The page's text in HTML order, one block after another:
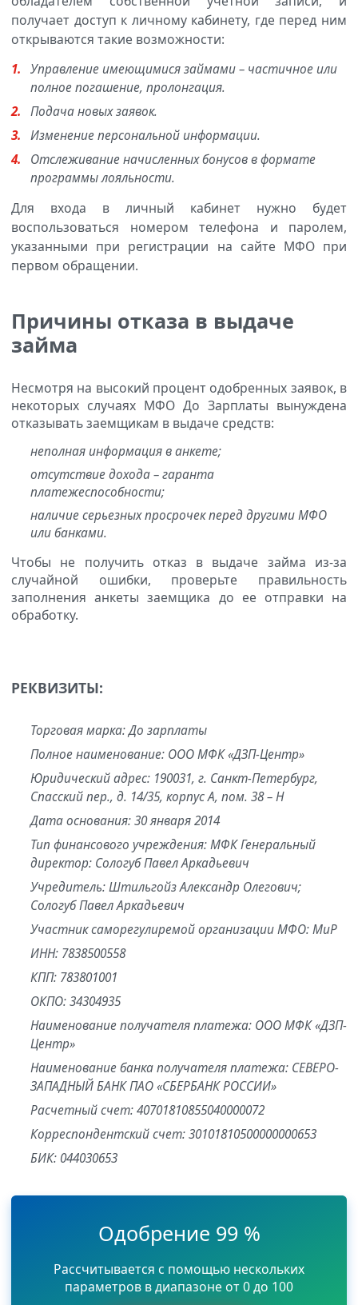
получает доступ к личному кабинету, где перед ним
открываются такие возможности:
Управление имеющимися займами – частичное или
полное погашение, пролонгация.
Подача новых заявок.
Изменение персональной информации.
Отслеживание начисленных бонусов в формате
программы лояльности.
Для входа в личный кабинет нужно будет
воспользоваться номером телефона и паролем,
указанными при регистрации на сайте МФО при
первом обращении.
Причины отказа в выдаче
займа
Несмотря на высокий процент одобренных заявок, в
некоторых случаях МФО До Зарплаты вынуждена
отказывать заемщикам в выдаче средств:
неполная информация в анкете;
отсутствие дохода – гаранта
платежеспособности;
наличие серьезных просрочек перед другими МФО
или банками.
Чтобы не получить отказ в выдаче займа из-за
случайной ошибки, проверьте правильность
заполнения анкеты заемщика до ее отправки на
обработку.
РЕКВИЗИТЫ:
Торговая марка: До зарплаты
Полное наименование: ООО МФК «ДЗП-Центр»
Юридический адрес: 190031, г. Санкт-Петербург,
Спасский пер., д. 14/35, корпус А, пом. 38 – Н
Дата основания: 30 января 2014
Тип финансового учреждения: МФК Генеральный
директор: Сологуб Павел Аркадьевич
Учредитель: Штильгойз Александр Олегович;
Сологуб Павел Аркадьевич
Участник саморегулиремой организации МФО: МиР
ИНН: 7838500558
КПП: 783801001
ОКПО: 34304935
Наименование получателя платежа: ООО МФК «ДЗП-
Центр»
Наименование банка получателя платежа: СЕВЕРО-
ЗАПАДНЫЙ БАНК ПАО «СБЕРБАНК РОССИИ»
Расчетный счет: 40701810855040000072
Корреспондентский счет: 30101810500000000653
БИК: 044030653
Одобрение 99 %
Рассчитывается с помощью нескольких
параметров в диапазоне от 0 до 100